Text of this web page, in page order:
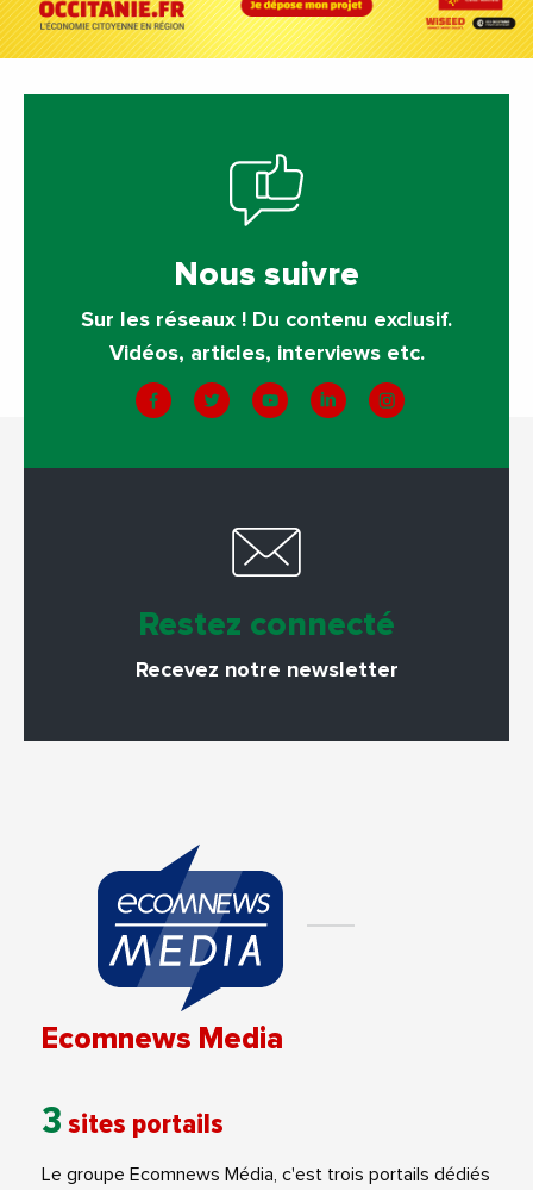
Nous suivre
Sur les réseaux ! Du contenu exclusif.
Vidéos, articles, interviews etc.
Restez connecté
Recevez notre newsletter
Ecomnews Media
3 sites portails
Le groupe Ecomnews Média, c'est trois portails dédiés